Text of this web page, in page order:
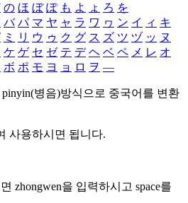
の ほ ぼ ぽ も よ ょ ろ を
バ パ マ ヤ ャ ラ ワ ヮ ン イ ィ キ
ミ リ ウ ゥ ク グ ス ズ ツ ヅ ッ ヌ
ケ ゲ セ ゼ テ デ ヘ ベ ペ メ レ オ
ボ ポ モ ヨ ョ ロ ヲ ―
병음)방식으로 중국어를 변환
사용하시면 됩니다.
zhongwen을 입력하시고 space를